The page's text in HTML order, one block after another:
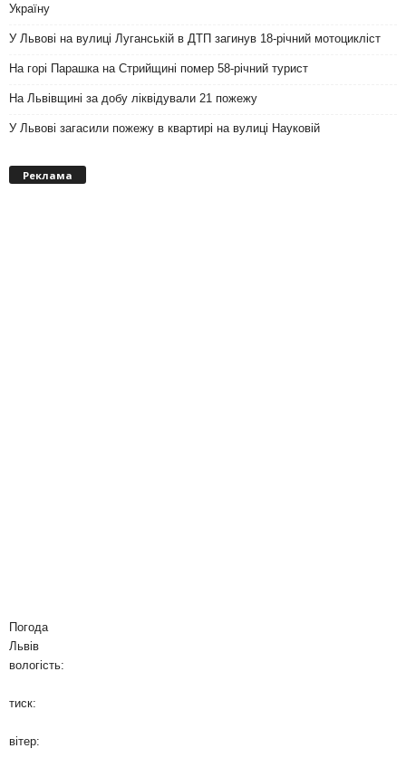
Україну
У Львові на вулиці Луганській в ДТП загинув 18-річний мотоцикліст
На горі Парашка на Стрийщині помер 58-річний турист
На Львівщині за добу ліквідували 21 пожежу
У Львові загасили пожежу в квартирі на вулиці Науковій
Реклама
Погода
Львів
вологість:
тиск:
вітер: